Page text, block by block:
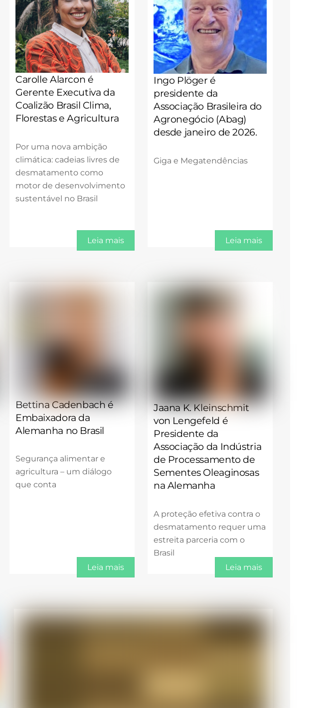
Carolle Alarcon é
Gerente Executiva da
Coalizão Brasil Clima,
Florestas e Agricultura
Por uma nova ambição
climática: cadeias livres de
desmatamento como
motor de desenvolvimento
sustentável no Brasil
Leia mais
Ingo Plöger é
presidente da
Associação Brasileira do
Agronegócio (Abag)
desde janeiro de 2026.
Giga e Megatendências
Leia mais
Bettina Cadenbach é
Embaixadora da
Alemanha no Brasil
Segurança alimentar e
agricultura – um diálogo
que conta
Leia mais
Jaana K. Kleinschmit
von Lengefeld é
Presidente da
Associação da Indústria
de Processamento de
Sementes Oleaginosas
na Alemanha
A proteção efetiva contra o
desmatamento requer uma
estreita parceria com o
Brasil
Leia mais